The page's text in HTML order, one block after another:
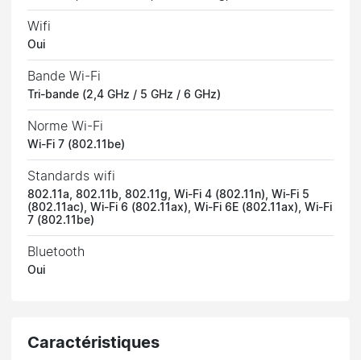
Wifi
Oui
Bande Wi-Fi
Tri-bande (2,4 GHz / 5 GHz / 6 GHz)
Norme Wi-Fi
Wi-Fi 7 (802.11be)
Standards wifi
802.11a, 802.11b, 802.11g, Wi-Fi 4 (802.11n), Wi-Fi 5
(802.11ac), Wi-Fi 6 (802.11ax), Wi-Fi 6E (802.11ax), Wi-Fi
7 (802.11be)
Bluetooth
Oui
Caractéristiques